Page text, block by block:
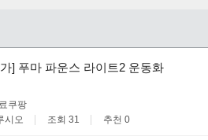
] 푸마 파운스 라이트2 운동화
쿠팡
시오 조회 31 추천 0